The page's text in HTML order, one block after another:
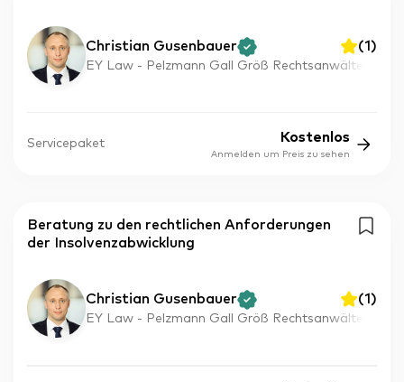
Christian Gusenbauer (1)
EY Law - Pelzmann Gall Größ Rechtsanwälte
Servicepaket Kostenlos
Anmelden um Preis zu sehen
Beratung zu den rechtlichen Anforderungen
der Insolvenzabwicklung
Christian Gusenbauer (1)
EY Law - Pelzmann Gall Größ Rechtsanwälte